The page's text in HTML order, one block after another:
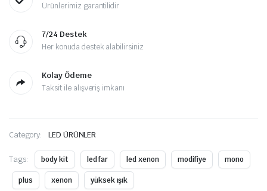
Ürünlerimiz garantilidir
7/24 Destek
Her konuda destek alabilirsiniz
Kolay Ödeme
Taksit ile alışveriş imkanı
Category: LED ÜRÜNLER
Tags: body kit led far led xenon modifiye mono
plus xenon yüksek ışık